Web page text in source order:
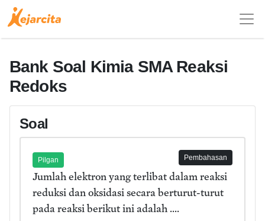
Bank Soal Kimia SMA Reaksi
Redoks
Soal
Pilgan Pembahasan
Jumlah elektron yang terlibat dalam reaksi
reduksi dan oksidasi secara berturut-turut
pada reaksi berikut ini adalah ....